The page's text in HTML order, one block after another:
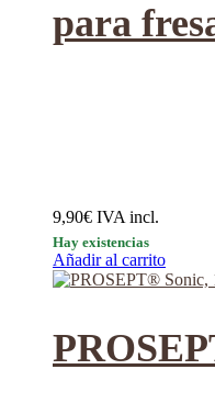
para
9,90€ IVA incl.
Hay existencias
Añadir al carrito